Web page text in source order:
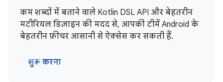
कम शब्दों में बताने वाले Kotlin DSL API और बेहतरीन
मटीरियल डिज़ाइन की मदद से, आपकी टीमें Android के
बेहतरीन फ़ीचर आसानी से ऐक्सेस कर सकती हैं.
शुरू करना